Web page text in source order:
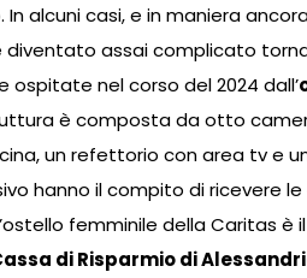
casi, e in maniera
diventato assai complicato
ospitate nel corso del 2024 dall’
è composta da otto
un refettorio con area tv e
hanno il compito di ricevere
femminile della Caritas
di Risparmio di